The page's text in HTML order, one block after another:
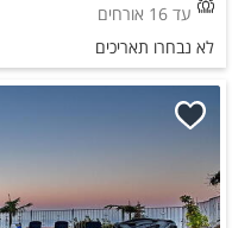
עד 16 אורחים
לא נבחרו תאריכים